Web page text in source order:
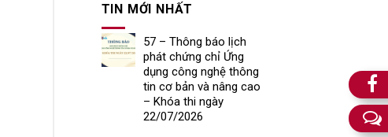
TIN MỚI NHẤT
57 – Thông báo lịch
phát chứng chỉ Ứng
dụng công nghệ thông
tin cơ bản và nâng cao
– Khóa thi ngày
22/07/2026